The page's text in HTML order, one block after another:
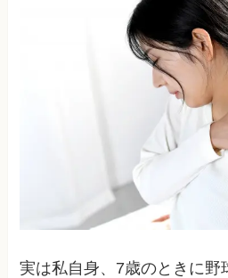
実は私自身、7歳のときに野